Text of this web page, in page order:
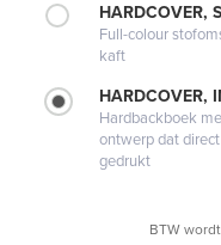
HARDCOVER,
Full-colour
kaft
HARDCOVER,
Hardbackboek
ontwerp dat
gedrukt
BTW